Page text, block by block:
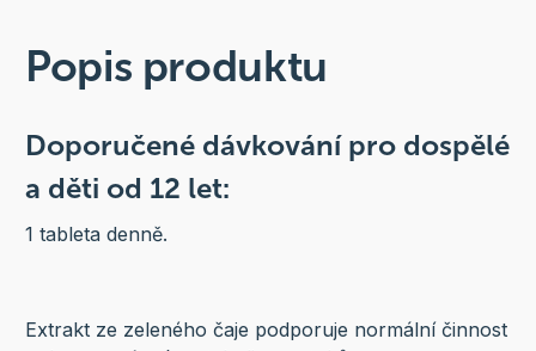
Popis produktu
Doporučené dávkování pro dospělé
a děti od 12 let:
1 tableta denně.
Extrakt ze zeleného čaje podporuje normální činnost